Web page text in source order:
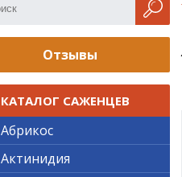
Отзывы
КАТАЛОГ САЖЕНЦЕВ
Абрикос
Актинидия